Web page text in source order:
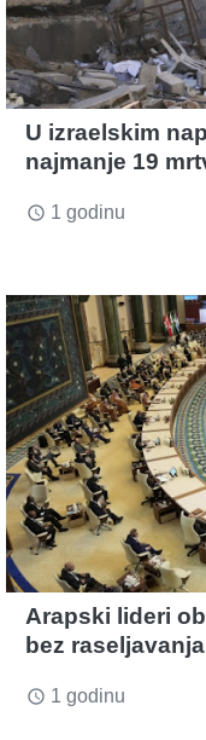
U izraelskim
najmanje 19
access_time 1 godinu
Arapski lideri
bez
access_time 1 godinu